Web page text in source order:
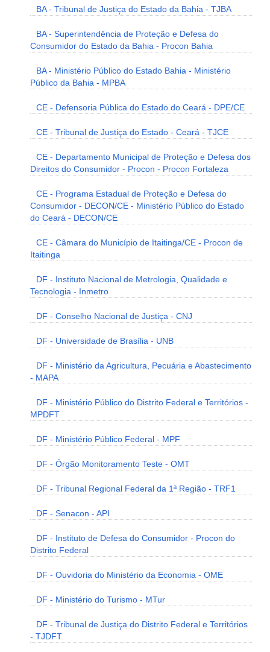
BA - Tribunal de Justiça do Estado da Bahia - TJBA
BA - Superintendência de Proteção e Defesa do
Consumidor do Estado da Bahia - Procon Bahia
BA - Ministério Público do Estado Bahia - Ministério
Público da Bahia - MPBA
CE - Defensoria Pública do Estado do Ceará - DPE/CE
CE - Tribunal de Justiça do Estado - Ceará - TJCE
CE - Departamento Municipal de Proteção e Defesa dos
Direitos do Consumidor - Procon - Procon Fortaleza
CE - Programa Estadual de Proteção e Defesa do
Consumidor - DECON/CE - Ministério Público do Estado
do Ceará - DECON/CE
CE - Câmara do Município de Itaitinga/CE - Procon de
Itaitinga
DF - Instituto Nacional de Metrologia, Qualidade e
Tecnologia - Inmetro
DF - Conselho Nacional de Justiça - CNJ
DF - Universidade de Brasília - UNB
DF - Ministério da Agricultura, Pecuária e Abastecimento
- MAPA
DF - Ministério Público do Distrito Federal e Territórios -
MPDFT
DF - Ministério Público Federal - MPF
DF - Órgão Monitoramento Teste - OMT
DF - Tribunal Regional Federal da 1ª Região - TRF1
DF - Senacon - API
DF - Instituto de Defesa do Consumidor - Procon do
Distrito Federal
DF - Ouvidoria do Ministério da Economia - OME
DF - Ministério do Turismo - MTur
DF - Tribunal de Justiça do Distrito Federal e Territórios
- TJDFT